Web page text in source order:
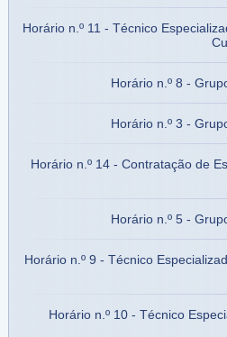
Horário n.º 11 - Técnico
Horário n.º 8 -
Horário n.º 3 -
Horário n.º 14 - Contratação de
Horário n.º 5 -
Horário n.º 9 - Técnico
Horário n.º 10 - Técnico